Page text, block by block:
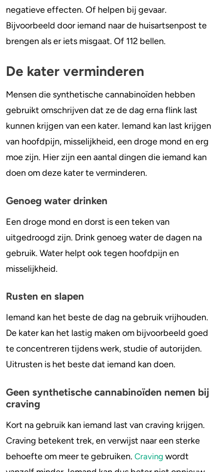
negatieve effecten. Of helpen bij gevaar.
Bijvoorbeeld door iemand naar de huisartsenpost te
brengen als er iets misgaat. Of 112 bellen.
De kater verminderen
Mensen die synthetische cannabinoïden hebben
gebruikt omschrijven dat ze de dag erna flink last
kunnen krijgen van een kater. Iemand kan last krijgen
van hoofdpijn, misselijkheid, een droge mond en erg
moe zijn. Hier zijn een aantal dingen die iemand kan
doen om deze kater te verminderen.
Genoeg water drinken
Een droge mond en dorst is een teken van
uitgedroogd zijn. Drink genoeg water de dagen na
gebruik. Water helpt ook tegen hoofdpijn en
misselijkheid.
Rusten en slapen
Iemand kan het beste de dag na gebruik vrijhouden.
De kater kan het lastig maken om bijvoorbeeld goed
te concentreren tijdens werk, studie of autorijden.
Uitrusten is het beste dat iemand kan doen.
Geen synthetische cannabinoïden nemen bij
craving
Kort na gebruik kan iemand last van craving krijgen.
Craving betekent trek, en verwijst naar een sterke
behoefte om meer te gebruiken. Craving wordt